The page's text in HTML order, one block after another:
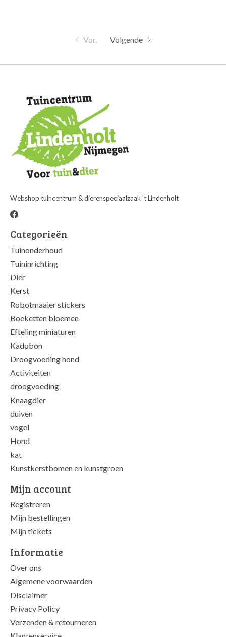
Vor. Volgende
Webshop tuincentrum & dierenspeciaalzaak 't Lindenholt
Categorieën
Tuinonderhoud
Tuininrichting
Dier
Kerst
Robotmaaier stickers
Boeketten bloemen
Efteling miniaturen
Kadobon
Droogvoeding hond
Activiteiten
droogvoeding
Knaagdier
duiven
vogel
Hond
kat
Kunstkerstbomen en kunstgroen
Mijn account
Registreren
Mijn bestellingen
Mijn tickets
Informatie
Over ons
Algemene voorwaarden
Disclaimer
Privacy Policy
Verzenden & retourneren